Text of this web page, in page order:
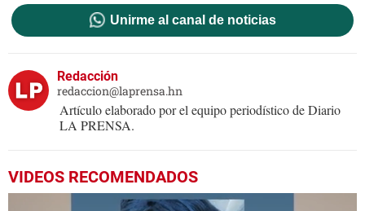
Unirme al canal de noticias
Redacción
redaccion@laprensa.hn
Artículo elaborado por el equipo periodístico de Diario
LA PRENSA.
VIDEOS RECOMENDADOS